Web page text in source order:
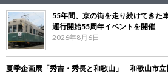
55年間、京の街を走り続けてきた
運行開始55周年イベントを開催
2026年8月6日
夏季企画展「秀吉・秀長と和歌山」 和歌山市立